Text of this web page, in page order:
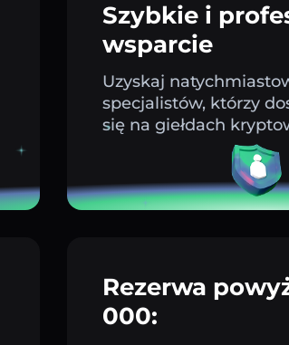
Szybkie i
wsparcie
Uzyskaj
specjalistów, którzy
się na giełdach
Rezerwa
000: